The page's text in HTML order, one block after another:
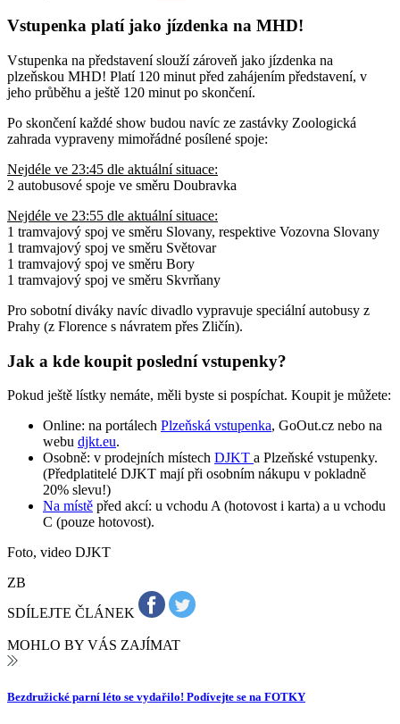
Vstupenka platí jako jízdenka na MHD!
Vstupenka na představení slouží zároveň jako jízdenka na
plzeňskou MHD! Platí 120 minut před zahájením představení, v
jeho průběhu a ještě 120 minut po skončení.
Po skončení každé show budou navíc ze zastávky Zoologická
zahrada vypraveny mimořádné posílené spoje:
Nejdéle ve 23:45 dle aktuální situace:
2 autobusové spoje ve směru Doubravka
Nejdéle ve 23:55 dle aktuální situace:
1 tramvajový spoj ve směru Slovany, respektive Vozovna Slovany
1 tramvajový spoj ve směru Světovar
1 tramvajový spoj ve směru Bory
1 tramvajový spoj ve směru Skvrňany
Pro sobotní diváky navíc divadlo vypravuje speciální autobusy z
Prahy (z Florence s návratem přes Zličín).
Jak a kde koupit poslední vstupenky?
Pokud ještě lístky nemáte, měli byste si pospíchat. Koupit je můžete:
Online: na portálech Plzeňská vstupenka, GoOut.cz nebo na
webu djkt.eu.
Osobně: v prodejních místech DJKT a Plzeňské vstupenky.
(Předplatitelé DJKT mají při osobním nákupu v pokladně
20% slevu!)
Na místě před akcí: u vchodu A (hotovost i karta) a u vchodu
C (pouze hotovost).
Foto, video DJKT
ZB
SDÍLEJTE ČLÁNEK
MOHLO BY VÁS ZAJÍMAT
Bezdružické parní léto se vydařilo! Podívejte se na FOTKY